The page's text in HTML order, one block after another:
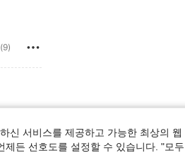
신 서비스를 제공하고 가능한 최상의 웹
든 선호도를 설정할 수 있습니다. "모두